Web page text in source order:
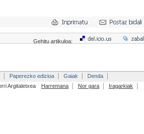
Gehitu artikuloa:
Paperezko edizioa Gaiak
Denda
Argitaletxea
Harremana Nor gara Iragarkiak